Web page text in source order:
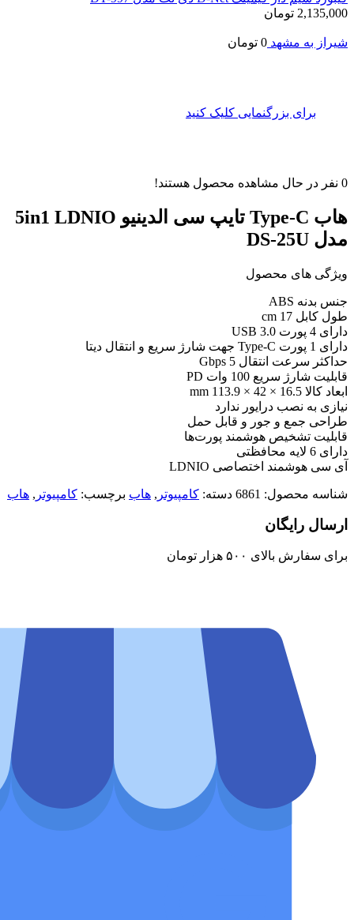
2,135,000 تومان
شیراز به مشهد 0 تومان
برای بزرگنمایی کلیک کنید
0 نفر در حال مشاهده محصول هستند!
هاب Type-C تایپ سی الدینیو 5in1 LDNIO
مدل DS-25U
ویژگی های محصول
جنس بدنه ABS
طول کابل 17 cm
دارای 4 پورت USB 3.0
دارای 1 پورت Type-C جهت شارژ سریع و انتقال دیتا
حداکثر سرعت انتقال 5 Gbps
قابلیت شارژ سریع 100 وات PD
ابعاد کالا 16.5 × 42 × 113.9 mm
نیازی به نصب درایور ندارد
طراحی جمع و جور و قابل حمل
قابلیت تشخیص هوشمند پورت‌ها
دارای 6 لایه محافظتی
آی سی هوشمند اختصاصی LDNIO
شناسه محصول: 6861 دسته: کامپیوتر , هاب برچسب: کامپیوتر , هاب
ارسال رایگان
برای سفارش‌ بالای ۵۰۰ هزار تومان